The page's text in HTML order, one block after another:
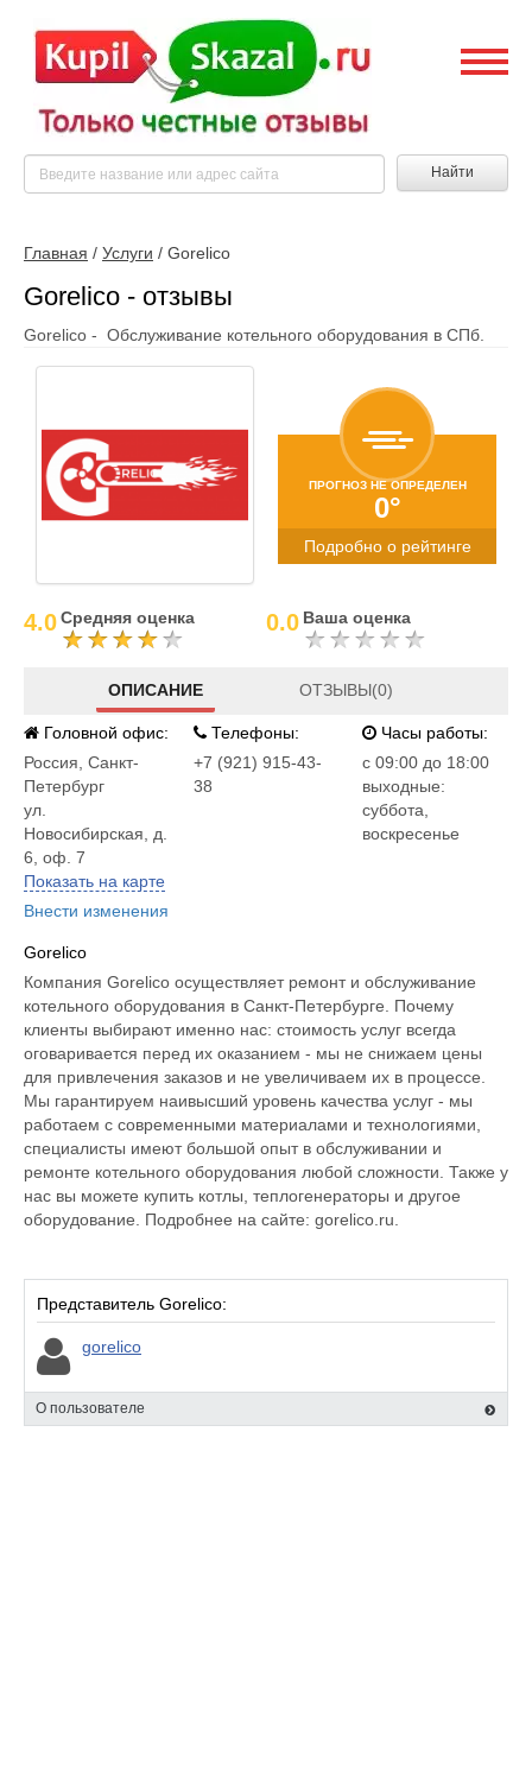
Найти
Главная / Услуги / Gorelico
Gorelico - отзывы
Gorelico - Обслуживание котельного оборудования в СПб.
ПРОГНОЗ НЕ ОПРЕДЕЛЕН
0°
Подробно о рейтинге
4.0Средняя оценка 0.0 Ваша оценка
ОПИСАНИЕ ОТЗЫВЫ(0)
Головной офис:
Россия Санкт-
Петербург
ул.
Новосибирская, д.
6, оф. 7
Показать на карте
Внести изменения
Телефоны:
+7 (921) 915-43-
38
Часы работы:
c 09:00 до 18:00
выходные:
суббота,
воскресенье
Gorelico
Компания Gorelico осуществляет ремонт и обслуживание
котельного оборудования в Санкт-Петербурге. Почему
клиенты выбирают именно нас: стоимость услуг всегда
оговаривается перед их оказанием - мы не снижаем цены
для привлечения заказов и не увеличиваем их в процессе.
Мы гарантируем наивысший уровень качества услуг - мы
работаем с современными материалами и технологиями,
специалисты имеют большой опыт в обслуживании и
ремонте котельного оборудования любой сложности. Также у
нас вы можете купить котлы, теплогенераторы и другое
оборудование. Подробнее на сайте: gorelico.ru.
Представитель Gorelico:
gorelico
О пользователе